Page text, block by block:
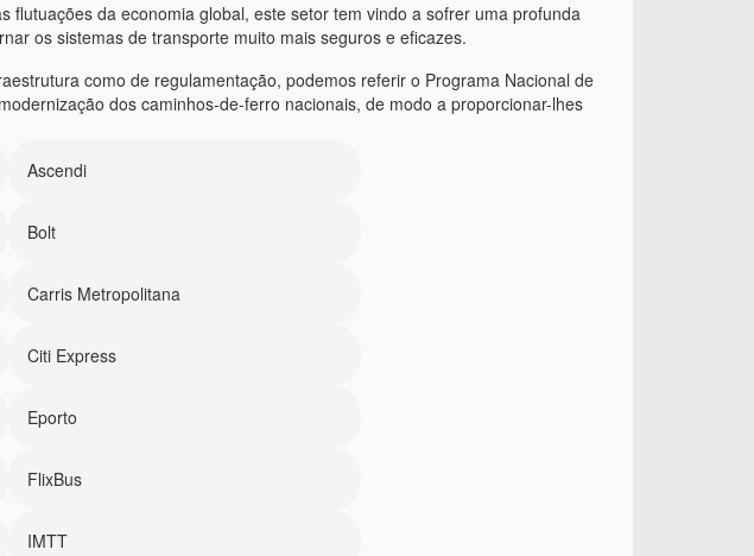
da economia global, este setor tem vindo a sofrer uma profunda
os sistemas de transporte muito mais seguros e eficazes.
como de regulamentação, podemos referir o Programa Nacional de
dos caminhos-de-ferro nacionais, de modo a proporcionar-lhes
Ascendi
Bolt
Carris Metropolitana
Citi Express
Eporto
FlixBus
IMTT